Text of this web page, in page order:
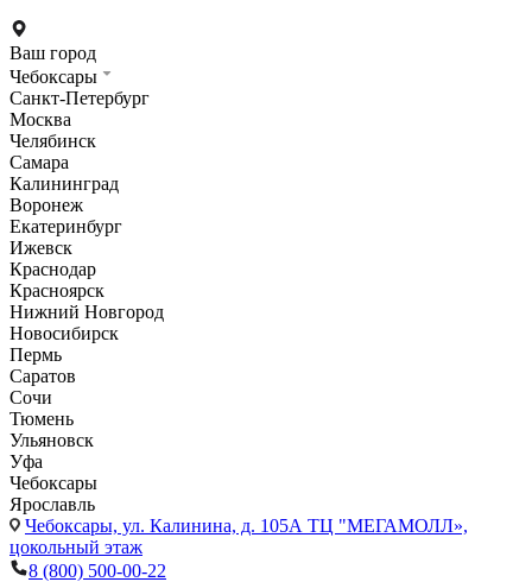
Ваш город
Чебоксары
Санкт-Петербург
Москва
Челябинск
Самара
Калининград
Воронеж
Екатеринбург
Ижевск
Краснодар
Красноярск
Нижний Новгород
Новосибирск
Пермь
Саратов
Сочи
Тюмень
Ульяновск
Уфа
Чебоксары
Ярославль
Чебоксары, ул. Калинина, д. 105А ТЦ "МЕГАМОЛЛ»,
цокольный этаж
8 (800) 500-00-22